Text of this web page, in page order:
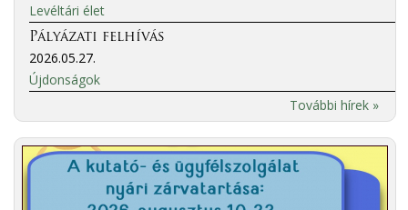
Levéltári élet
Pályázati felhívás
2026.05.27.
Újdonságok
További hírek »